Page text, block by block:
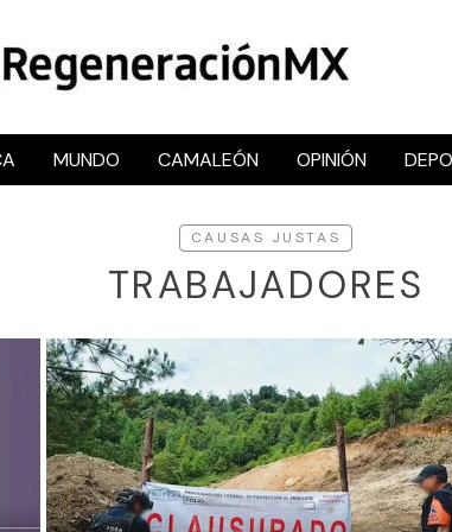
RegeneraciónMX
Sitio de noticias libre e independiente
MUNDO CAMALEÓN OPINIÓN
CAUSAS JUSTAS
TRABAJADORES